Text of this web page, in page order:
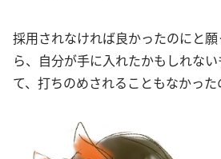
採用されなければ良かったのにと
ら、自分が手に入れたかもしれな
て、打ちのめされることもなかった